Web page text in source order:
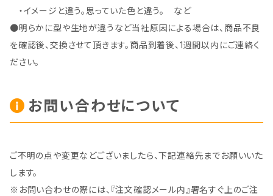
・イメージと違う。思っていた色と違う。 など
●明らかに型や生地が違うなど当社原因による場合は、商品不良
を確認後、交換させて頂きます。商品到着後、1週間以内にご連絡く
ださい。
お問い合わせについて
ご不明の点や変更などございましたら、下記連絡先までお願いいた
します。
※お問い合わせの際には、『注文確認メール内』署名すぐ上のご注